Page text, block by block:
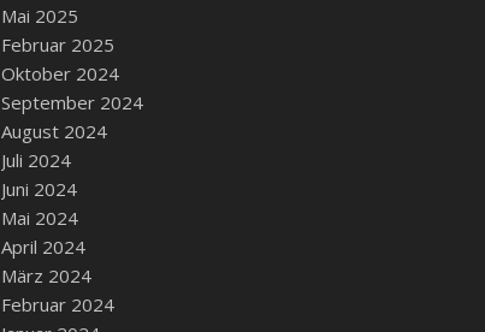
Mai 2025
Februar 2025
Oktober 2024
September 2024
August 2024
Juli 2024
Juni 2024
Mai 2024
April 2024
März 2024
Februar 2024